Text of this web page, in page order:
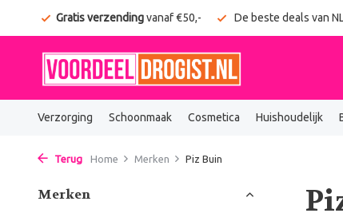
Gratis verzendingvanaf €50,- De beste deals van
Verzorging Schoonmaak Cosmetica Huishoudelijk
Terug Home Merken Piz Buin
Merken